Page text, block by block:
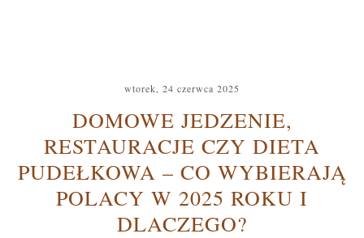
wtorek, 24 czerwca 2025
DOMOWE JEDZENIE,
RESTAURACJE CZY DIETA
PUDEŁKOWA – CO WYBIERAJĄ
POLACY W 2025 ROKU I
DLACZEGO?